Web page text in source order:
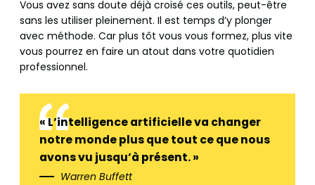
Vous avez sans doute déjà croisé ces outils, peut-être
sans les utiliser pleinement. Il est temps d’y plonger
avec méthode. Car plus tôt vous vous formez, plus vite
vous pourrez en faire un atout dans votre quotidien
professionnel.
« L’intelligence artificielle va changer
notre monde plus que tout ce que nous
avons vu jusqu’à présent. »
Warren Buffett